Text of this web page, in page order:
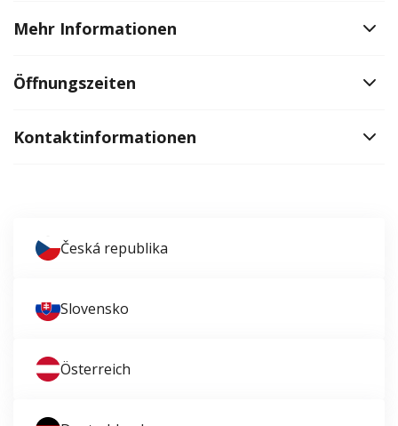
Mehr Informationen
Öffnungszeiten
Kontaktinformationen
Česká republika
Slovensko
Österreich